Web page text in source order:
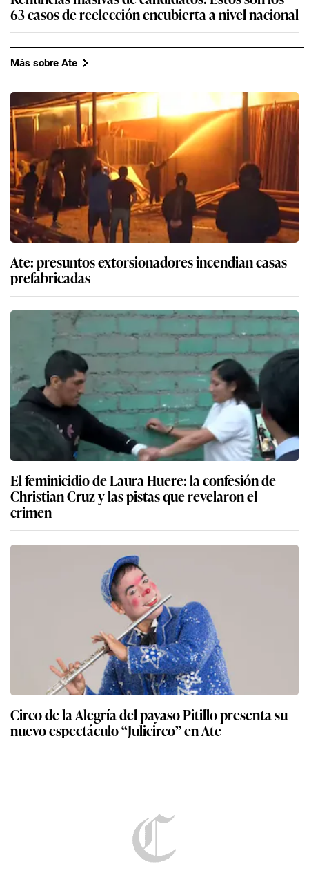
63 casos de reelección encubierta a nivel nacional
Más sobre Ate
Ate: presuntos extorsionadores incendian casas
prefabricadas
El feminicidio de Laura Huere: la confesión de
Christian Cruz y las pistas que revelaron el
crimen
Circo de la Alegría del payaso Pitillo presenta su
nuevo espectáculo “Julicirco” en Ate